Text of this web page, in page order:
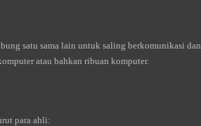
satu sama lain untuk saling berkomunikasi dan
atau bahkan ribuan komputer.
para ahli: